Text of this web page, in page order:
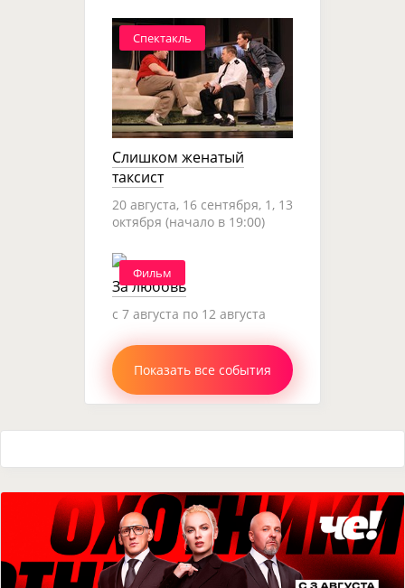
Спектакль
Слишком женатый
таксист
20 августа, 16 сентября, 1, 13
октября (начало в 19:00)
Фильм
За любовь
c 7 августа по 12 августа
Показать все события